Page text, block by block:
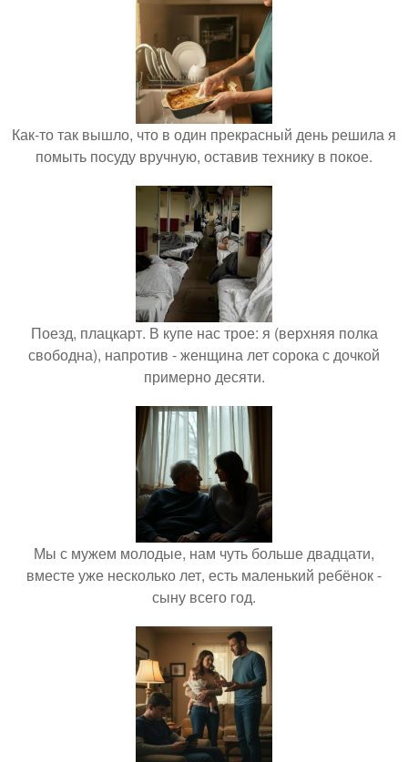
Как-то так вышло, что в один прекрасный день решила я
помыть посуду вручную, оставив технику в покое.
Поезд, плацкарт. В купе нас трое: я (верхняя полка
свободна), напротив - женщина лет сорока с дочкой
примерно десяти.
Мы с мужем молодые, нам чуть больше двадцати,
вместе уже несколько лет, есть маленький ребёнок -
сыну всего год.